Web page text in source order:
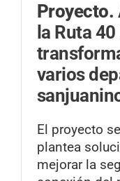
Proyecto.
la Ruta
varios
El proyecto
plantea
mejorar la